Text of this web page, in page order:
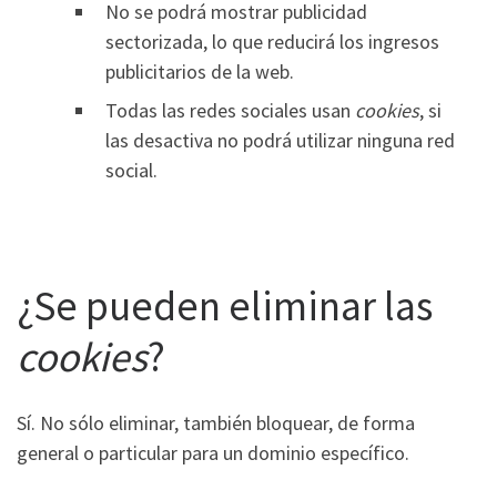
No se podrá mostrar publicidad
sectorizada, lo que reducirá los ingresos
publicitarios de la web.
Todas las redes sociales usan cookies, si
las desactiva no podrá utilizar ninguna red
social.
¿Se pueden eliminar las
cookies?
Sí. No sólo eliminar, también bloquear, de forma
general o particular para un dominio específico.